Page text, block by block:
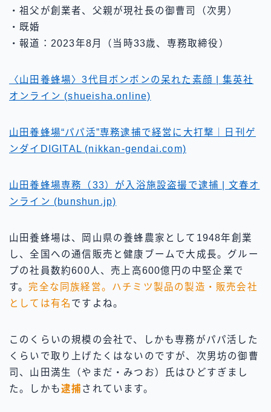
・祖父が創業者、父親が現社長の御曹司（次男）
・既婚
・報道：2023年8月（当時33歳、専務取締役）
〈山田養蜂場〉3代目ボンボンの呆れた素顔 | 集英社
オンライン (shueisha.online)
山田養蜂場“パパ活”専務逮捕で経営に大打撃｜日刊ゲ
ンダイDIGITAL (nikkan-gendai.com)
山田養蜂場専務（33）が入浴施設盗撮で逮捕 | 文春オ
ンライン (bunshun.jp)
山田養蜂場は、岡山県の養蜂農家として1948年創業
し、全国への通信販売と健康ブームで大成長。グルー
プの社員数約600人、売上高600億円の中堅企業で
す。完全な同族経営。ハチミツ製品の製造・販売会社
としては有名 ですよね。
このくらいの規模の会社で、しかも専務がパパ活した
くらいで取り上げたくはないのですが、次男坊の御曹
司、山田満生（やまだ・みつお）氏はひどすぎまし
た。しかも逮捕 されています。